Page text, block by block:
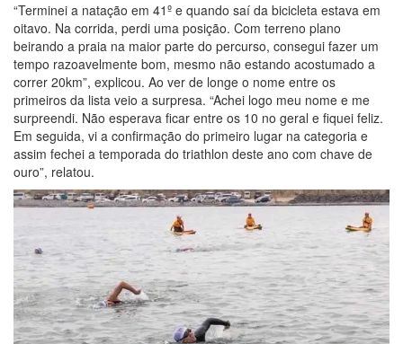
“Terminei a natação em 41º e quando saí da bicicleta estava em
oitavo. Na corrida, perdi uma posição. Com terreno plano
beirando a praia na maior parte do percurso, consegui fazer um
tempo razoavelmente bom, mesmo não estando acostumado a
correr 20km”, explicou. Ao ver de longe o nome entre os
primeiros da lista veio a surpresa. “Achei logo meu nome e me
surpreendi. Não esperava ficar entre os 10 no geral e fiquei feliz.
Em seguida, vi a confirmação do primeiro lugar na categoria e
assim fechei a temporada do triathlon deste ano com chave de
ouro”, relatou.